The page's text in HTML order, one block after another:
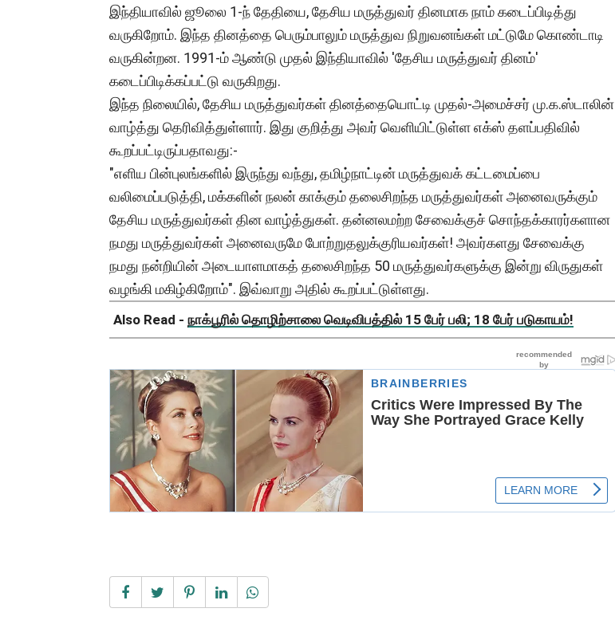
இந்தியாவில் ஜூலை 1-ந் தேதியை, தேசிய மருத்துவர் தினமாக நாம் கடைப்பிடித்து
வருகிறோம். இந்த தினத்தை பெரும்பாலும் மருத்துவ நிறுவனங்கள் மட்டுமே கொண்டாடி
வருகின்றன. 1991-ம் ஆண்டு முதல் இந்தியாவில் 'தேசிய மருத்துவர் தினம்'
கடைப்பிடிக்கப்பட்டு வருகிறது.
இந்த நிலையில், தேசிய மருத்துவர்கள் தினத்தையொட்டி முதல்-அமைச்சர் மு.க.ஸ்டாலின்
வாழ்த்து தெரிவித்துள்ளார். இது குறித்து அவர் வெளியிட்டுள்ள எக்ஸ் தளப்பதிவில்
கூறப்பட்டிருப்பதாவது:-
"எளிய பின்புலங்களில் இருந்து வந்து, தமிழ்நாட்டின் மருத்துவக் கட்டமைப்பை
வலிமைப்படுத்தி, மக்களின் நலன் காக்கும் தலைசிறந்த மருத்துவர்கள் அனைவருக்கும்
தேசிய மருத்துவர்கள் தின வாழ்த்துகள். தன்னலமற்ற சேவைக்குச் சொந்தக்காரர்களான
நமது மருத்துவர்கள் அனைவருமே போற்றுதலுக்குரியவர்கள்! அவர்களது சேவைக்கு
நமது நன்றியின் அடையாளமாகத் தலைசிறந்த 50 மருத்துவர்களுக்கு இன்று விருதுகள்
வழங்கி மகிழ்கிறோம்". இவ்வாறு அதில் கூறப்பட்டுள்ளது.
Also Read - நாக்பூரில் தொழிற்சாலை வெடிவிபத்தில் 15 பேர் பலி; 18 பேர் படுகாயம்!